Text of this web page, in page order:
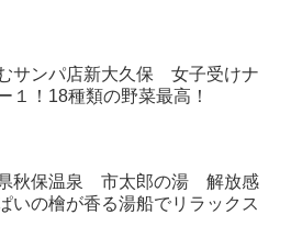
サンパ店新大久保 女子受けナ
１！18種類の野菜最高！
秋保温泉 市太郎の湯 解放感
いの檜が香る湯船でリラックス